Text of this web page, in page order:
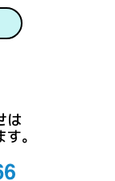
は
。